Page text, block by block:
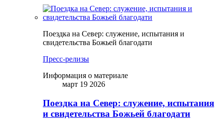
Поездка на Север: служение, испытания и
свидетельства Божьей благодати
Пресс-релизы
Информация о материале
март 19 2026
Поездка на Север: служение, испытания
и свидетельства Божьей благодати